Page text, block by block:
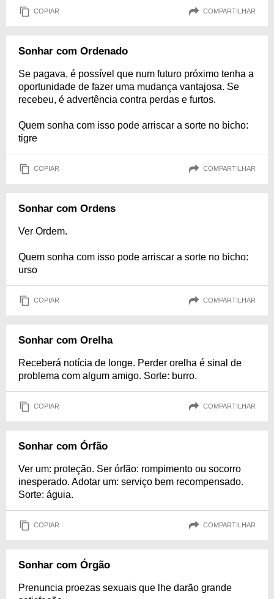
COPIAR COMPARTILHAR
Sonhar com Ordenado
Se pagava, é possível que num futuro próximo tenha a
oportunidade de fazer uma mudança vantajosa. Se
recebeu, é advertência contra perdas e furtos.
Quem sonha com isso pode arriscar a sorte no bicho:
tigre
COPIAR COMPARTILHAR
Sonhar com Ordens
Ver Ordem.
Quem sonha com isso pode arriscar a sorte no bicho:
urso
COPIAR COMPARTILHAR
Sonhar com Orelha
Receberá notícia de longe. Perder orelha é sinal de
problema com algum amigo. Sorte: burro.
COPIAR COMPARTILHAR
Sonhar com Órfão
Ver um: proteção. Ser órfão: rompimento ou socorro
inesperado. Adotar um: serviço bem recompensado.
Sorte: águia.
COPIAR COMPARTILHAR
Sonhar com Órgão
Prenuncia proezas sexuais que lhe darão grande